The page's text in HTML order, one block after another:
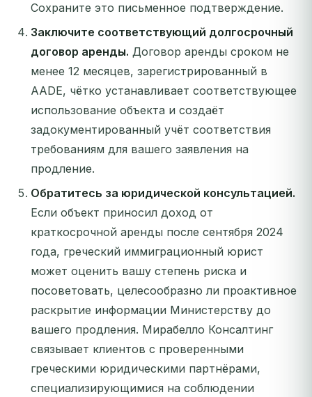
Сохраните это письменное подтверждение.
Заключите соответствующий долгосрочный
договор аренды. Договор аренды сроком не
менее 12 месяцев, зарегистрированный в
AADE, чётко устанавливает соответствующее
использование объекта и создаёт
задокументированный учёт соответствия
требованиям для вашего заявления на
продление.
Обратитесь за юридической консультацией.
Если объект приносил доход от
краткосрочной аренды после сентября 2024
года, греческий иммиграционный юрист
может оценить вашу степень риска и
посоветовать, целесообразно ли проактивное
раскрытие информации Министерству до
вашего продления. Мирабелло Консалтинг
связывает клиентов с проверенными
греческими юридическими партнёрами,
специализирующимися на соблюдении